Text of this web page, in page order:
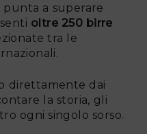
punta a superare
oltre 250 birre
tra le
direttamente dai
la storia, gli
ogni singolo sorso.